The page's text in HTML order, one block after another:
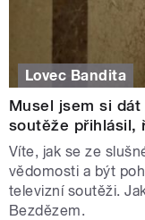
Lovec Bandita
Musel jsem si
soutěže přihlásil,
Víte, jak se ze
vědomosti a být
televizní soutěži.
Bezdězem.